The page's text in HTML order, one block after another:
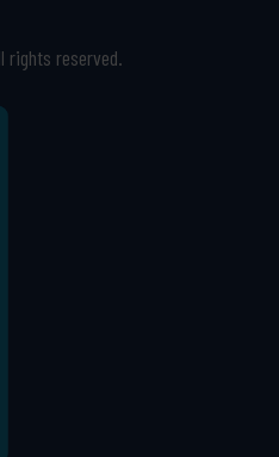
rights reserved.